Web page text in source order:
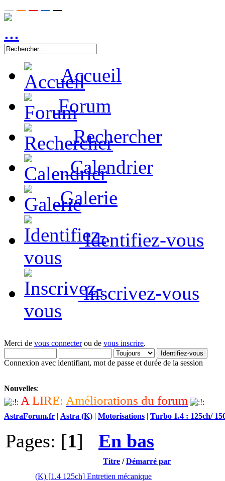
Accueil
Forum
Rechercher
Calendrier
Galerie
Identifiez-vous
Inscrivez-vous
Merci de vous connecterou de vous inscrire.
Connexion avec identifiant, mot de passe et durée de la session
Nouvelles:
A LIRE: Améliorations du forum
AstraForum.fr | Astra (K) | Motorisations | Turbo 1.4 : 125ch/
Pages: [1] En bas
Titre /Démarré par
(K) [1.4 125ch] Entretien mécanique